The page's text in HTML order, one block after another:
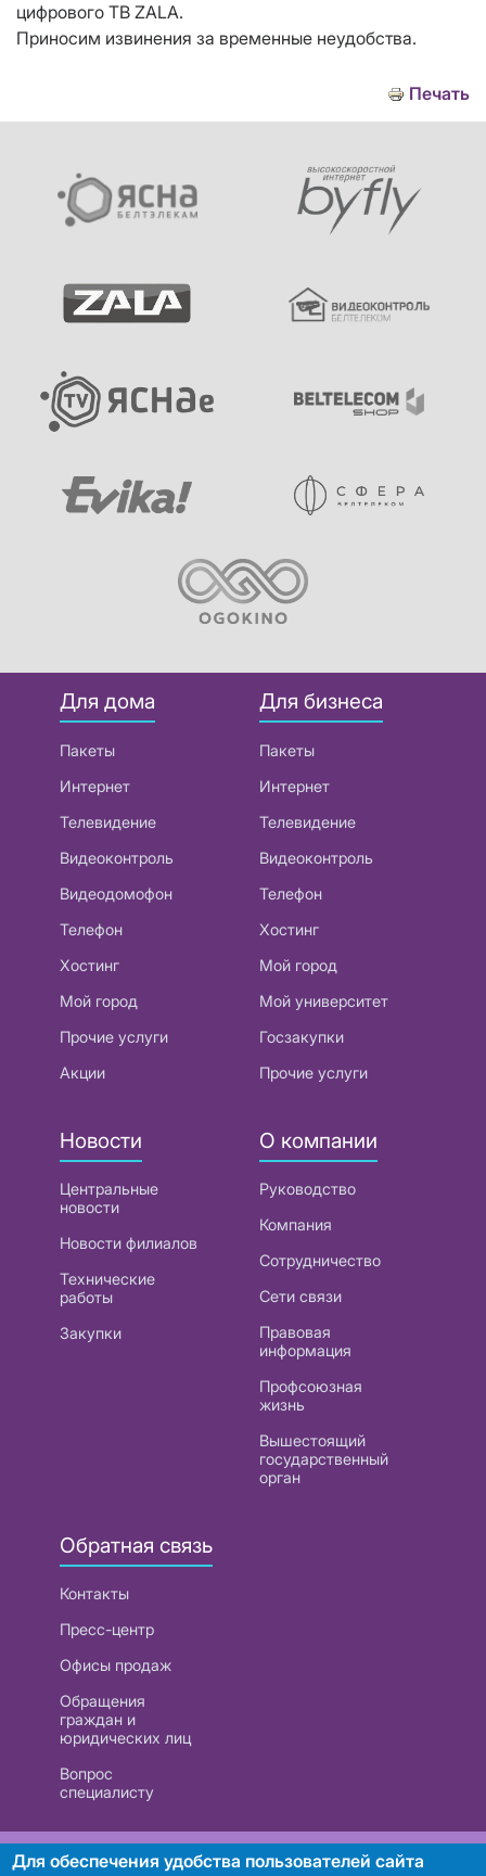
цифрового ТВ ZALA.
Приносим извинения за временные неудобства.
Печать
Для дома
Пакеты
Интернет
Телевидение
Видеоконтроль
Видеодомофон
Телефон
Хостинг
Мой город
Прочие услуги
Акции
Для бизнеса
Пакеты
Интернет
Телевидение
Видеоконтроль
Телефон
Хостинг
Мой город
Мой университет
Госзакупки
Прочие услуги
Новости
Центральные
новости
Новости филиалов
Технические
работы
Закупки
О компании
Руководство
Компания
Сотрудничество
Сети связи
Правовая
информация
Профсоюзная
жизнь
Вышестоящий
государственный
орган
Обратная связь
Контакты
Пресс-центр
Офисы продаж
Обращения
граждан и
юридических лиц
Вопрос
специалисту
РУП «Белтелеком». УНП 101007741
Для обеспечения удобства пользователей сайта